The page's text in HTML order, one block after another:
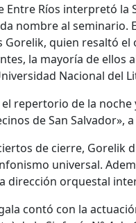
Entre Ríos interpretó la
nombre al seminario.
Gorelik, quien resaltó
la mayoría de
Nacional del
repertorio de la
de San Salvador»,
de cierre, Gorelik
universal.
dirección orquestal
contó con la